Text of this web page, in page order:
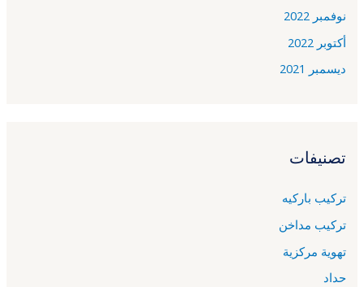
نوفمبر 2022
أكتوبر 2022
ديسمبر 2021
تصنيفات
تركيب باركيه
تركيب مداخن
تهوية مركزية
حداد